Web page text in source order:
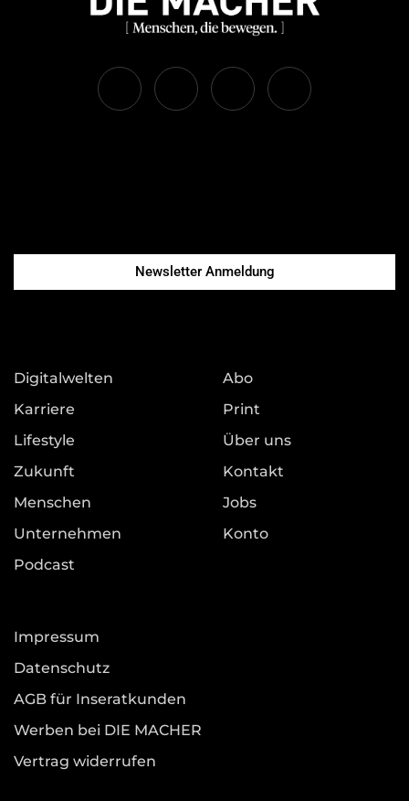
Newsletter Anmeldung
Digitalwelten
Karriere
Lifestyle
Zukunft
Menschen
Unternehmen
Podcast
Abo
Print
Über uns
Kontakt
Jobs
Konto
Impressum
Datenschutz
AGB für Inseratkunden
Werben bei DIE MACHER
Vertrag widerrufen